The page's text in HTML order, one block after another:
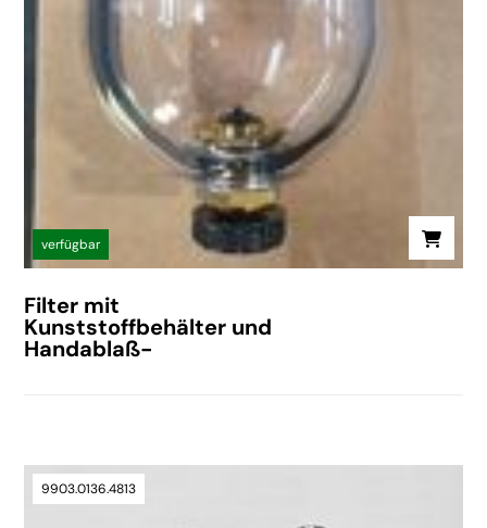
verfügbar
Filter mit
Kunststoffbehälter und
Handablaß-
9903.0136.4813